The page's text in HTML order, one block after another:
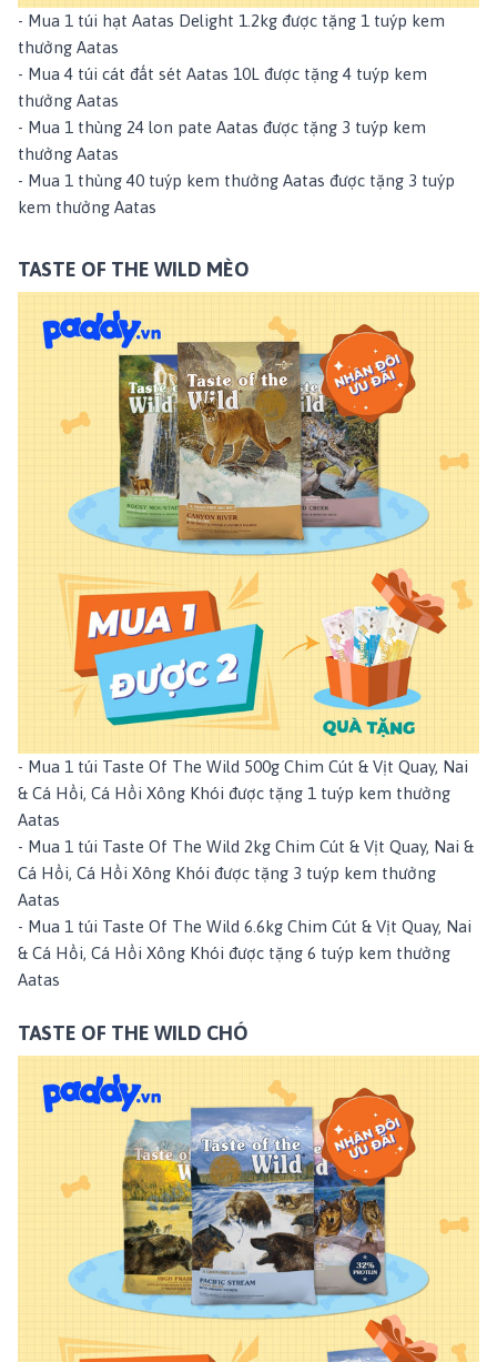
- Mua 1 túi hạt Aatas Delight 1.2kg được tặng 1 tuýp kem
thưởng Aatas
- Mua 4 túi cát đất sét Aatas 10L được tặng 4 tuýp kem
thưởng Aatas
- Mua 1 thùng 24 lon pate Aatas được tặng 3 tuýp kem
thưởng Aatas
- Mua 1 thùng 40 tuýp kem thưởng Aatas được tặng 3 tuýp
kem thưởng Aatas
TASTE OF THE WILD MÈO
- Mua 1 túi Taste Of The Wild 500g Chim Cút & Vịt Quay, Nai
& Cá Hồi, Cá Hồi Xông Khói được tặng 1 tuýp kem thưởng
Aatas
- Mua 1 túi Taste Of The Wild 2kg Chim Cút & Vịt Quay, Nai &
Cá Hồi, Cá Hồi Xông Khói được tặng 3 tuýp kem thưởng
Aatas
- Mua 1 túi Taste Of The Wild 6.6kg Chim Cút & Vịt Quay, Nai
& Cá Hồi, Cá Hồi Xông Khói được tặng 6 tuýp kem thưởng
Aatas
TASTE OF THE WILD CHÓ